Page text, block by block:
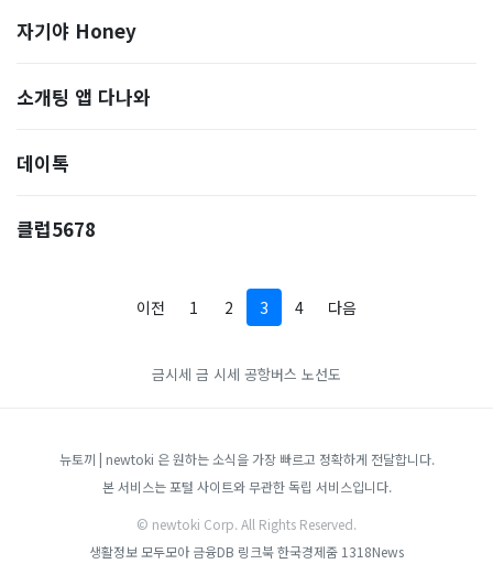
자기야 Honey
소개팅 앱 다나와
데이톡
클럽5678
이전 1 2 3 4 다음
금시세 금 시세 공항버스 노선도
뉴토끼 | newtoki 은 원하는 소식을 가장 빠르고 정확하게 전달합니다.
본 서비스는 포털 사이트와 무관한 독립 서비스입니다.
© newtoki Corp. All Rights Reserved.
생활정보 모두모아 금융DB 링크북한국경제줌 1318News